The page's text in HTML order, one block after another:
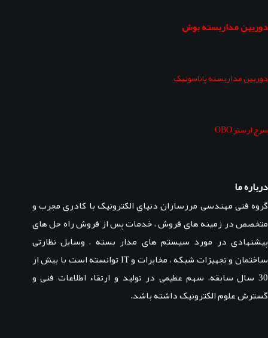
دوربین مداربسته بوش
دوربین مداربسته پاناسونیک
سرج ارستر OBO
درباره ما
گروه فنی مهندسی مرزسازان دنیای الکترونیک با کادری مجرب و
متخصص در زمینه های فروش ، خدمات پس از فروش راه حل های
پیشنهادی در مورد سیستم های مدار بسته ، وسایل نظارتی
ساختمان و تجهیزات شبکه ، مخابرات و IT توانسته است با بیش از
30 سال سابقه، سهم عظیمی در تولید و ارتقاء اطلاعات فنی و
گسترش علوم الکترونیک داشته باشد.